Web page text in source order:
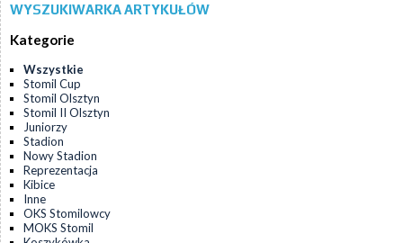
WYSZUKIWARKA ARTYKUŁÓW
Kategorie
Wszystkie
Stomil Cup
Stomil Olsztyn
Stomil II Olsztyn
Juniorzy
Stadion
Nowy Stadion
Reprezentacja
Kibice
Inne
OKS Stomilowcy
MOKS Stomil